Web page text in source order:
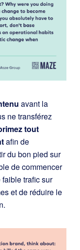
avant la
ne transférez
tout
afin de
du bon pied sur
de commencer
trafic sur
et de réduire le